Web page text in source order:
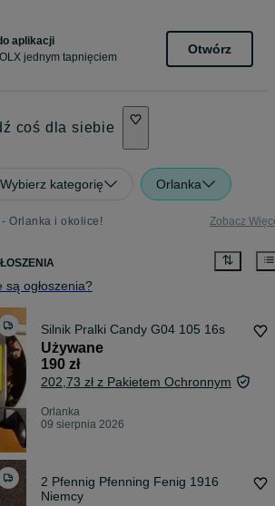
aplikacji
jednym tapnięciem
Otwórz
coś dla siebie
Wybierz kategorię Orlanka
Orlanka i okolice! Zobacz
ogłoszenia?
Silnik Pralki Candy G04 105 16s
Używane
190 zł
202,73 zł z Pakietem Ochronnym
Orlanka
09 sierpnia 2026
2 Pfennig Pfenning Fenig 1916
Niemcy